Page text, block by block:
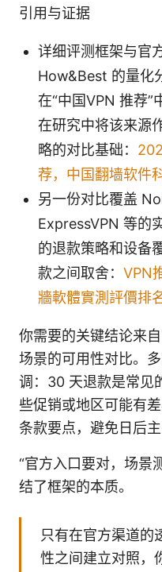
引用与证据
详细评测框架与官
How&Best 的量化
在“中国VPN 推荐”
在研究中将该来源
略的对比基础：
荐，中国翻墙软件
另一份对比覆盖
ExpressVPN 等的
的退款策略和设备
款之间取舍： VPN
牆軟體實測評價排
你需要的关键结论来
场景的可用性对比。
调：30 天退款是常见
些促销或地区可能有
条款要点，避免日后主
“官方入口要对，场景
结了框架的本质。
只有在官方渠道的
性之间建立对照，